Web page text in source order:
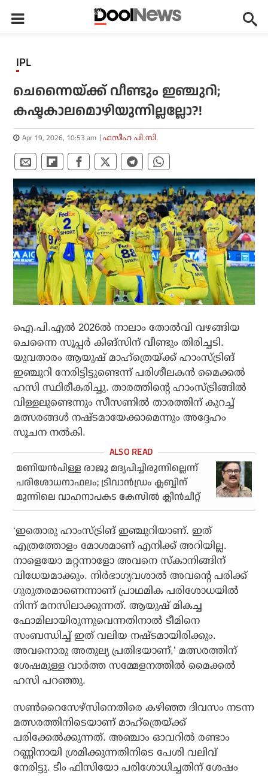
IPL
ചെന്നൈയ്ക്ക് വീണ്ടും ഇഞ്ചുറി;
കഷ്ടകാലമൊഴിയുന്നില്ലല്ലോ?!
Apr 19, 2026, 10:53 am ഫസീഹ പി.സി.
ഐ.പി.എല്‍ 2026ല്‍ നാലാം തോല്‍വി വഴങ്ങിയ
ചെന്നൈ സൂപ്പര്‍ കിങ്‌സിന് വീണ്ടും തിരിച്ചടി.
യുവതാരം ആയുഷ് മാഹ്‌ത്രെയ്ക്ക് ഹാംസ്ട്രിങ്
ഇഞ്ചുറി നേരിട്ടിട്ടുണ്ടെന്ന് പരിശീലകന്‍ മൈക്കല്‍
ഹസി സ്ഥിരീകരിച്ചു. താരത്തിന്റെ ഹാംസ്ട്രിങ്ങില്‍
വിള്ളലുണ്ടെന്നും സീസണില്‍ താരത്തിന് കുറച്ച്
മത്സരങ്ങള്‍ നഷ്ടമായേക്കാമെന്നും അദ്ദേഹം
സൂചന നല്‍കി.
മണിയന്‍പിള്ള രാജു മദ്യപിച്ചിരുന്നില്ലെന്ന്
പരിശോധനാഫലം; ട്രിവാന്‍ഡ്രം ക്ലബ്ബിന്
മുന്നിലെ വാഹനാപകട കേസില്‍ ക്ലീന്‍ചീറ്റ്
‘ഇതൊരു ഹാംസ്ട്രിങ് ഇഞ്ചുറിയാണ്. ഇത്
എത്രത്തോളം മോശമാണ് എനിക്ക് അറിയില്ല.
നാളെയോ മറ്റന്നാളോ അവനെ സ്‌കാനിങ്ങിന്
വിധേയമാക്കും. നിര്‍ഭാഗ്യവശാല്‍ അവന്റെ പരിക്ക്
ഗുരുതരമാണെന്നാണ് പ്രാഥമിക പരിശോധയില്‍
നിന്ന് മനസിലാക്കുന്നത്. ആയുഷ് മികച്ച
ഫോമിലായിരുന്നുവെന്നതിനാല്‍ ടീമിനെ
സംബന്ധിച്ച് ഇത് വലിയ നഷ്ടമായിരിക്കും.
അവനൊരു അതുല്യ പ്രതിഭയാണ്,’ മത്സരത്തിന്
ശേഷമുള്ള വാര്‍ത്ത സമ്മേളനത്തില്‍ മൈക്കല്‍
ഹസി പറഞ്ഞു.
സണ്‍റൈസേഴ്‌സിനെതിരെ കഴിഞ്ഞ ദിവസം നടന്ന
മത്സരത്തിനിടെയാണ് മാഹ്‌ത്രെയ്ക്ക്
പരിക്കേല്‍ക്കുന്നത്. അഞ്ചാം ഓവറില്‍ രണ്ടാം
റണ്ണിനായി ശ്രമിക്കുന്നതിനിടെ പേശി വലിവ്
നേരിട്ടു. ടീം ഫിസിയോ പരിശോധിച്ചതിന് ശേഷം